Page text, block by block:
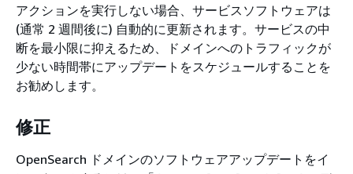
アクションを実行しない場合、サービスソフトウェアは
(通常 2 週間後に) 自動的に更新されます。サービスの中
断を最小限に抑えるため、ドメインへのトラフィックが
少ない時間帯にアップデートをスケジュールすることを
お勧めします。
修正
OpenSearch ドメインのソフトウェアアップデートをイ